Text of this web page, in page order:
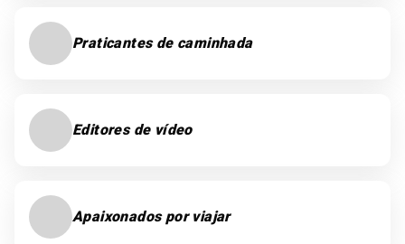
Praticantes de caminhada
Editores de vídeo
Apaixonados por viajar